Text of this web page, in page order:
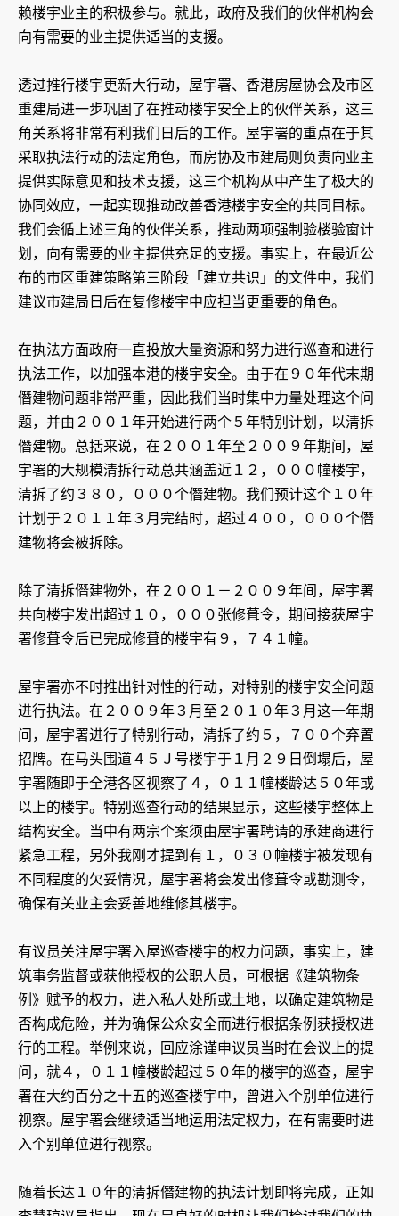
赖楼宇业主的积极参与。就此，政府及我们的伙伴机构会
向有需要的业主提供适当的支援。
透过推行楼宇更新大行动，屋宇署、香港房屋协会及市区
重建局进一步巩固了在推动楼宇安全上的伙伴关系，这三
角关系将非常有利我们日后的工作。屋宇署的重点在于其
采取执法行动的法定角色，而房协及市建局则负责向业主
提供实际意见和技术支援，这三个机构从中产生了极大的
协同效应，一起实现推动改善香港楼宇安全的共同目标。
我们会循上述三角的伙伴关系，推动两项强制验楼验窗计
划，向有需要的业主提供充足的支援。事实上，在最近公
布的市区重建策略第三阶段「建立共识」的文件中，我们
建议市建局日后在复修楼宇中应担当更重要的角色。
在执法方面政府一直投放大量资源和努力进行巡查和进行
执法工作，以加强本港的楼宇安全。由于在９０年代末期
僭建物问题非常严重，因此我们当时集中力量处理这个问
题，并由２００１年开始进行两个５年特别计划，以清拆
僭建物。总括来说，在２００１年至２００９年期间，屋
宇署的大规模清拆行动总共涵盖近１２，０００幢楼宇，
清拆了约３８０，０００个僭建物。我们预计这个１０年
计划于２０１１年３月完结时，超过４００，０００个僭
建物将会被拆除。
除了清拆僭建物外，在２００１－２００９年间，屋宇署
共向楼宇发出超过１０，０００张修葺令，期间接获屋宇
署修葺令后已完成修葺的楼宇有９，７４１幢。
屋宇署亦不时推出针对性的行动，对特别的楼宇安全问题
进行执法。在２００９年３月至２０１０年３月这一年期
间，屋宇署进行了特别行动，清拆了约５，７００个弃置
招牌。在马头围道４５Ｊ号楼宇于１月２９日倒塌后，屋
宇署随即于全港各区视察了４，０１１幢楼龄达５０年或
以上的楼宇。特别巡查行动的结果显示，这些楼宇整体上
结构安全。当中有两宗个案须由屋宇署聘请的承建商进行
紧急工程，另外我刚才提到有１，０３０幢楼宇被发现有
不同程度的欠妥情况，屋宇署将会发出修葺令或勘测令，
确保有关业主会妥善地维修其楼宇。
有议员关注屋宇署入屋巡查楼宇的权力问题，事实上，建
筑事务监督或获他授权的公职人员，可根据《建筑物条
例》赋予的权力，进入私人处所或土地，以确定建筑物是
否构成危险，并为确保公众安全而进行根据条例获授权进
行的工程。举例来说，回应涂谨申议员当时在会议上的提
问，就４，０１１幢楼龄超过５０年的楼宇的巡查，屋宇
署在大约百分之十五的巡查楼宇中，曾进入个别单位进行
视察。屋宇署会继续适当地运用法定权力，在有需要时进
入个别单位进行视察。
随着长达１０年的清拆僭建物的执法计划即将完成，正如